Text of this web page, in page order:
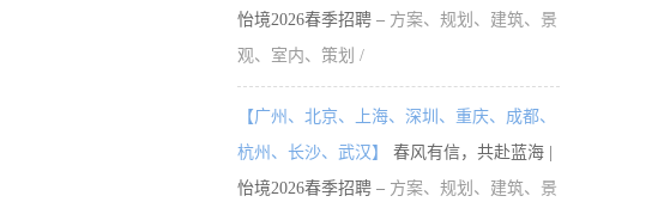
怡境2026春季招聘 – 方案、规划、建筑、景
观、室内、策划 /
【广州、北京、上海、深圳、重庆、成都、
杭州、长沙、武汉】
春风有信，共赴蓝海 |
怡境2026春季招聘 – 方案、规划、建筑、景